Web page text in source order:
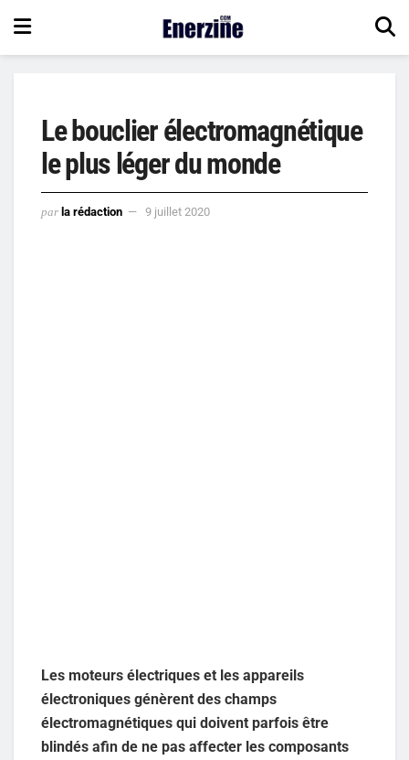
Le bouclier électromagnétique
le plus léger du monde
par la rédaction 9 juillet 2020
Les moteurs électriques et les appareils
électroniques génèrent des champs
électromagnétiques qui doivent parfois être
blindés afin de ne pas affecter les composants